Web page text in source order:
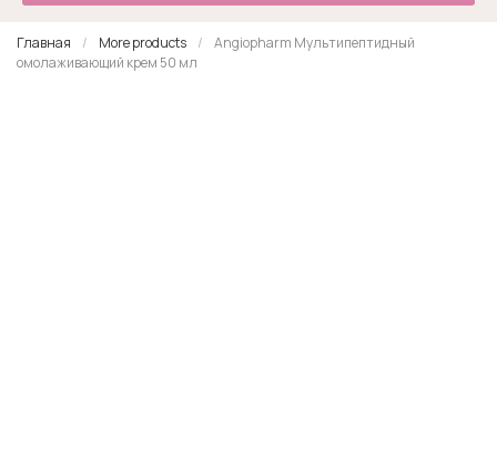
Главная More products
Angiopharm Мультипептидный
омолаживающий крем 50 мл